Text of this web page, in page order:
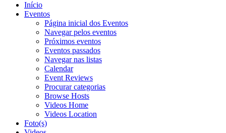
Início
Eventos
Página inicial dos Eventos
Navegar pelos eventos
Próximos eventos
Eventos passados
Navegar nas listas
Calendar
Event Reviews
Procurar categorias
Browse Hosts
Videos Home
Videos Location
Foto(s)